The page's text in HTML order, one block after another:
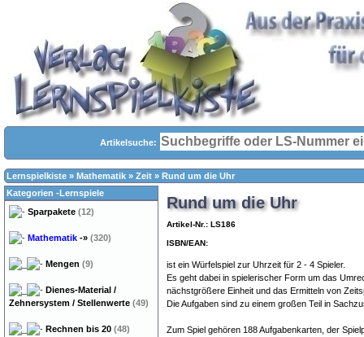
Artikelsuche:
Lernspielkiste » Mathematik » Zeit » Rund um die Uhr
Rund um die Uhr
Artikel-Nr.: LS186
ISBN/EAN:
ist ein Würfelspiel zur Uhrzeit für 2 - 4 Spieler.
Es geht dabei in spielerischer Form um das
nächstgrößere Einheit und das Ermitteln von
Die Aufgaben sind zu einem großen Teil in
Zum Spiel gehören 188 Aufgabenkarten, der
Kategorien -Lernspiele
Sparpakete (12)
Mathematik -» (320)
Mengen (9)
Dienes-Material /
Zehnersystem / Stellenwerte (49)
Rechnen bis 20 (48)